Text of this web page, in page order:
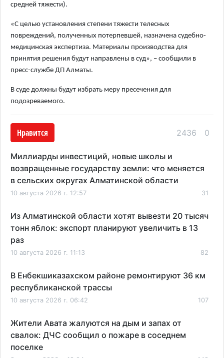
средней тяжести).
«С целью установления степени тяжести телесных
повреждений, полученных потерпевшей, назначена судебно-
медицинская экспертиза. Материалы производства для
принятия решения будут направлены в суд», – сообщили в
пресс-службе ДП Алматы.
В суде должны будут избрать меру пресечения для
подозреваемого.
Нравится 2436 0
Миллиарды инвестиций, новые школы и
возвращенные государству земли: что меняется
в сельских округах Алматинской области
10 августа 2026 г. 12:57 31
Из Алматинской области хотят вывезти 20 тысяч
тонн яблок: экспорт планируют увеличить в 13
раз
10 августа 2026 г. 11:13 82
В Енбекшиказахском районе ремонтируют 36 км
республиканской трассы
10 августа 2026 г. 06:42 107
Жители Авата жалуются на дым и запах от
свалок: ДЧС сообщил о пожаре в соседнем
поселке